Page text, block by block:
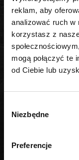
reklam, aby
analizować ruch w
korzystasz z
mogą połączyć te
od Ciebie lub
zgody
Niezbędne
Preferencje